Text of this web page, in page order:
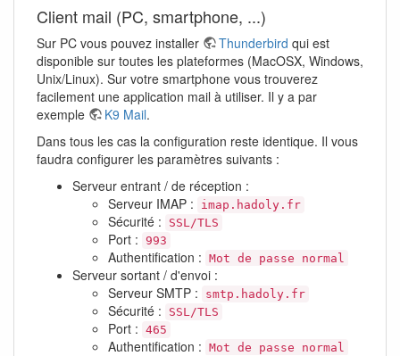
Client mail (PC, smartphone, ...)
Sur PC vous pouvez installer Thunderbird qui est
disponible sur toutes les plateformes (MacOSX, Windows,
Unix/Linux). Sur votre smartphone vous trouverez
facilement une application mail à utiliser. Il y a par
exemple
K9 Mail.
Dans tous les cas la configuration reste identique. Il vous
faudra configurer les paramètres suivants :
Serveur entrant / de réception :
Serveur IMAP :
imap.hadoly.fr
Sécurité : SSL/TLS
Port : 993
Authentification : Mot de passe normal
Serveur sortant / d'envoi :
Serveur SMTP :
smtp.hadoly.fr
Sécurité : SSL/TLS
Port : 465
Authentification : Mot de passe normal